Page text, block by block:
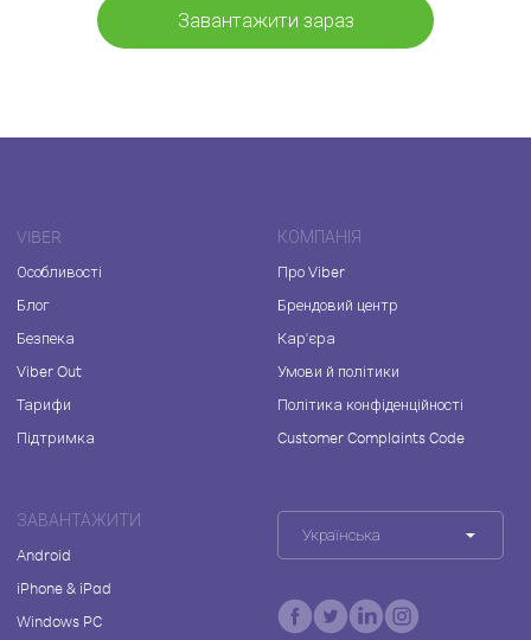
Завантажити зараз
VIBER
Особливості
Блог
Безпека
Viber Out
Тарифи
Підтримка
КОМПАНІЯ
Про Viber
Брендовий центр
Кар'єра
Умови й політики
Політика конфіденційності
Customer Complaints Code
ЗАВАНТАЖИТИ
Android
iPhone & iPad
Windows PC
Українська